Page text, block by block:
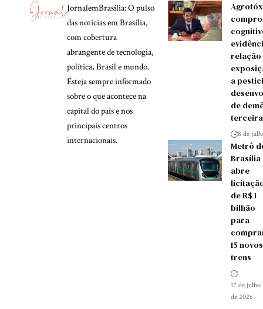
JornalemBrasília: O pulso
das notícias em Brasília,
com cobertura
abrangente de tecnologia,
política, Brasil e mundo.
Esteja sempre informado
sobre o que acontece na
capital do país e nos
principais centros
internacionais.
a
de
8 de
Metrô
Brasília
abre
de R$ 1
bilhão
para
15 novos
trens
17 de julho
de 2026